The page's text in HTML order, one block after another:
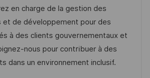
D
en charge de la gestion des
de développement pour des
à des clients gouvernementaux et
nous pour contribuer à des
dans un environnement inclusif.